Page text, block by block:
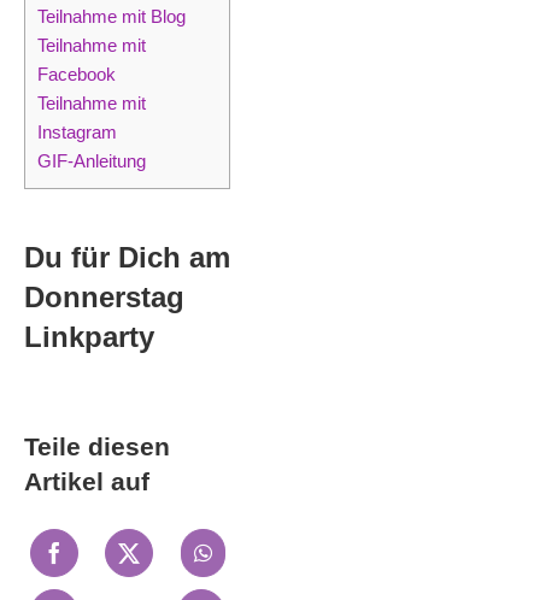
Teilnahme mit Blog
Teilnahme mit
Facebook
Teilnahme mit
Instagram
GIF-Anleitung
Du für Dich am
Donnerstag
Linkparty
Teile diesen
Artikel auf